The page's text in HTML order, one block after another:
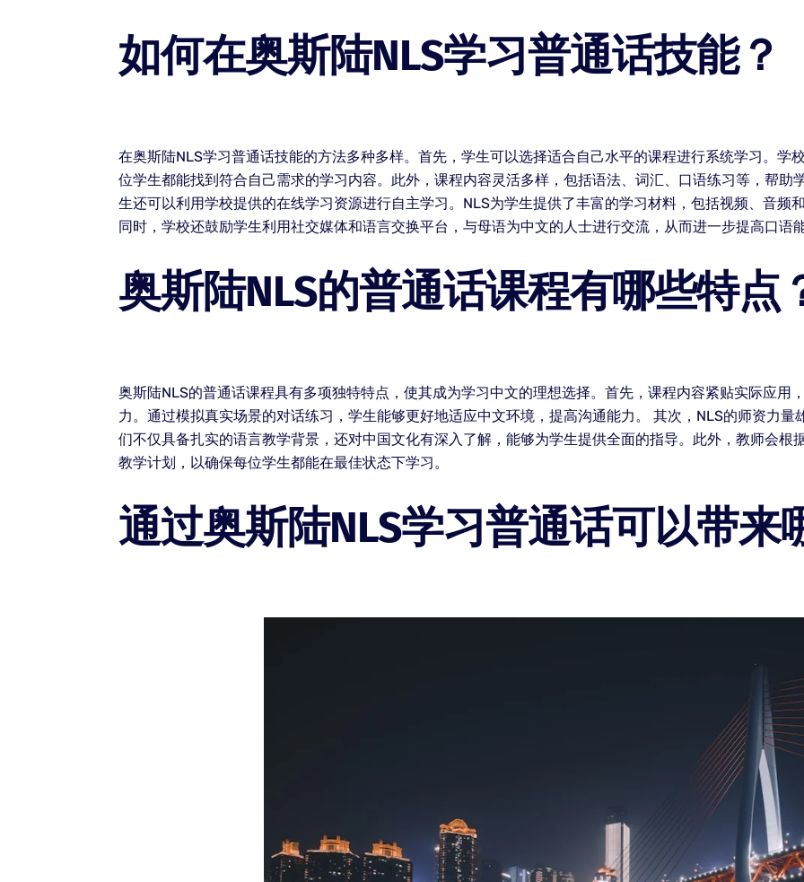
如何在奥斯陆NLS学习普通话技能？
在奥斯陆NLS学习普通话技能的方法多种多样。首先，学生可以选择适合自己水平的课程进行系统学习。学
位学生都能找到符合自己需求的学习内容。此外，课程内容灵活多样，包括语法、词汇、口语练习等，帮助
生还可以利用学校提供的在线学习资源进行自主学习。NLS为学生提供了丰富的学习材料，包括视频、音频
同时，学校还鼓励学生利用社交媒体和语言交换平台，与母语为中文的人士进行交流，从而进一步提高口语
奥斯陆NLS的普通话课程有哪些特点
奥斯陆NLS的普通话课程具有多项独特特点，使其成为学习中文的理想选择。首先，课程内容紧贴实际应用
力。通过模拟真实场景的对话练习，学生能够更好地适应中文环境，提高沟通能力。 其次，NLS的师资力
们不仅具备扎实的语言教学背景，还对中国文化有深入了解，能够为学生提供全面的指导。此外，教师会根
教学计划，以确保每位学生都能在最佳状态下学习。
通过奥斯陆NLS学习普通话可以带来